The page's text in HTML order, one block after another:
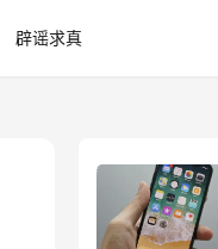
辟谣求真